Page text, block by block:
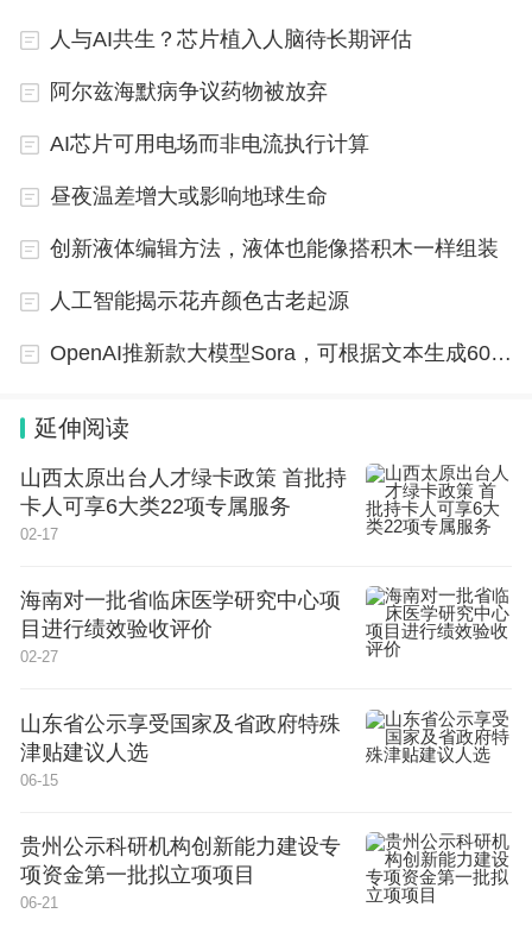
人与AI共生？芯片植入人脑待长期评估
阿尔兹海默病争议药物被放弃
AI芯片可用电场而非电流执行计算
昼夜温差增大或影响地球生命
创新液体编辑方法，液体也能像搭积木一样组装
人工智能揭示花卉颜色古老起源
OpenAI推新款大模型Sora，可根据文本生成60秒视频
延伸阅读
山西太原出台人才绿卡政策 首批持
卡人可享6大类22项专属服务
02-17
海南对一批省临床医学研究中心项
目进行绩效验收评价
02-27
山东省公示享受国家及省政府特殊
津贴建议人选
06-15
贵州公示科研机构创新能力建设专
项资金第一批拟立项项目
06-21